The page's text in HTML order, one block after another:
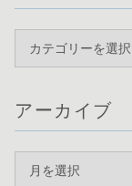
アーカイブ